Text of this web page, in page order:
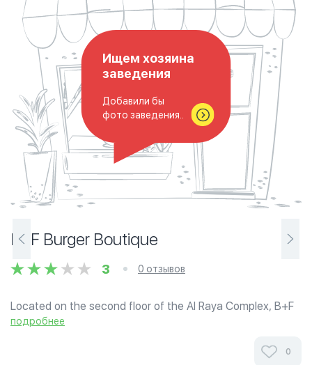
Ищем хозяина
заведения
Добавили бы
фото заведения..
B+F Burger Boutique
3 0 отзывов
Located on the second floor of the Al Raya Complex, B+F
Burger Boutique is an upscale casual restaurant serving
подробнее
0